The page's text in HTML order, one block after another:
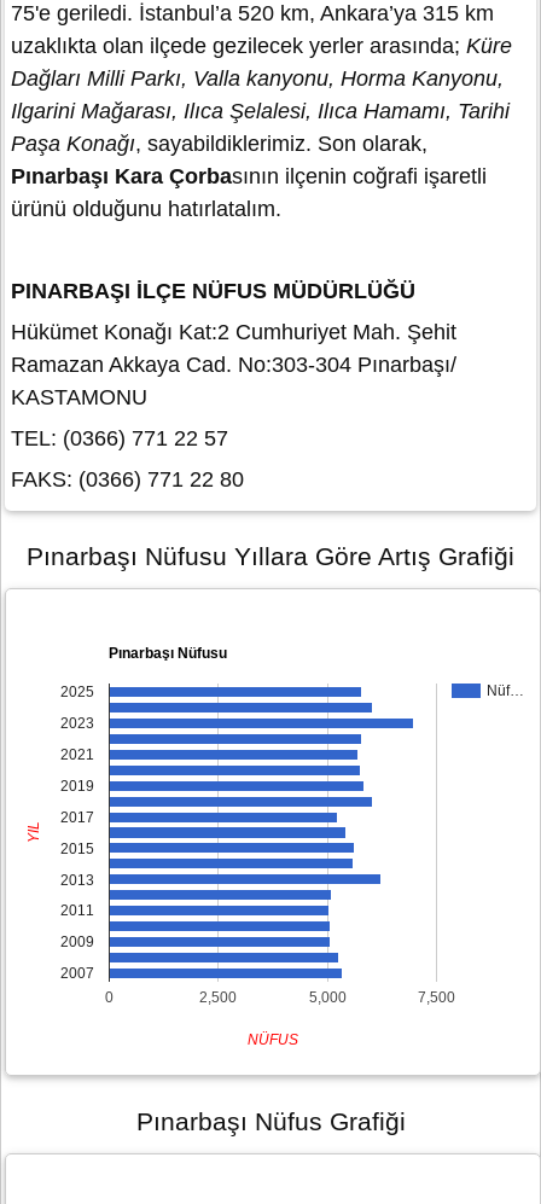
75'e geriledi. İstanbul’a 520 km, Ankara’ya 315 km
uzaklıkta olan ilçede gezilecek yerler arasında; Küre
Dağları Milli Parkı, Valla kanyonu, Horma Kanyonu,
Ilgarini Mağarası, Ilıca Şelalesi, Ilıca Hamamı, Tarihi
Paşa Konağı, sayabildiklerimiz. Son olarak,
Pınarbaşı Kara Çorbasının ilçenin coğrafi işaretli
ürünü olduğunu hatırlatalım.
PINARBAŞI İLÇE NÜFUS MÜDÜRLÜĞÜ
Hükümet Konağı Kat:2 Cumhuriyet Mah. Şehit
Ramazan Akkaya Cad. No:303-304 Pınarbaşı/
KASTAMONU
TEL: (0366) 771 22 57
FAKS: (0366) 771 22 80
Pınarbaşı Nüfusu Yıllara Göre Artış Grafiği
Pınarbaşı Nüfusu
Nüf…
0 2,500 5,000 7,500
2025
2023
2021
2019
2017
2015
2013
2011
2009
2007
NÜFUS
YIL
Pınarbaşı Nüfus Grafiği